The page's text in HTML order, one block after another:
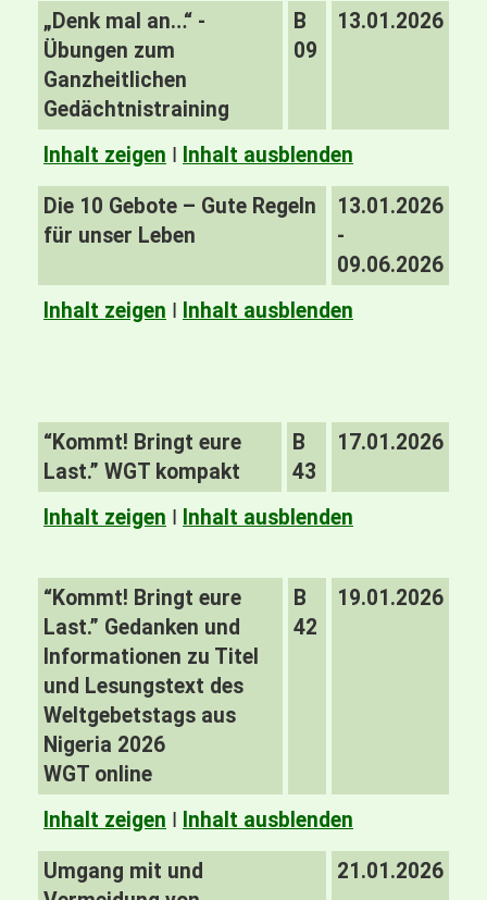
„Denk mal an…“ -
Übungen zum
Ganzheitlichen
Gedächtnistraining
B
09
13.01.2026
Inhalt zeigen I Inhalt ausblenden
Die 10 Gebote – Gute Regeln
für unser Leben
13.01.2026
-
09.06.2026
Inhalt zeigen I Inhalt ausblenden
“Kommt! Bringt eure
Last.” WGT kompakt
B
43
17.01.2026
Inhalt zeigen I Inhalt ausblenden
“Kommt! Bringt eure
Last.” Gedanken und
Informationen zu Titel
und Lesungstext des
Weltgebetstags aus
Nigeria 2026
WGT online
B
42
19.01.2026
Inhalt zeigen I Inhalt ausblenden
Umgang mit und
21.01.2026